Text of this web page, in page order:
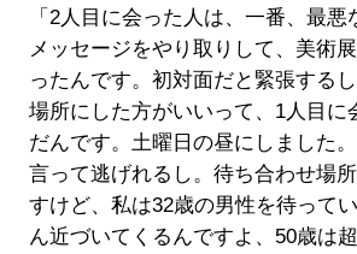
「2人目に会った人は、一番、最
メッセージをやり取りして、美術
ったんです。初対面だと緊張する
場所にした方がいいって、1人目に
だんです。土曜日の昼にしました
言って逃げれるし。待ち合わせ場
すけど、私は32歳の男性を待って
ん近づいてくるんですよ、50歳は